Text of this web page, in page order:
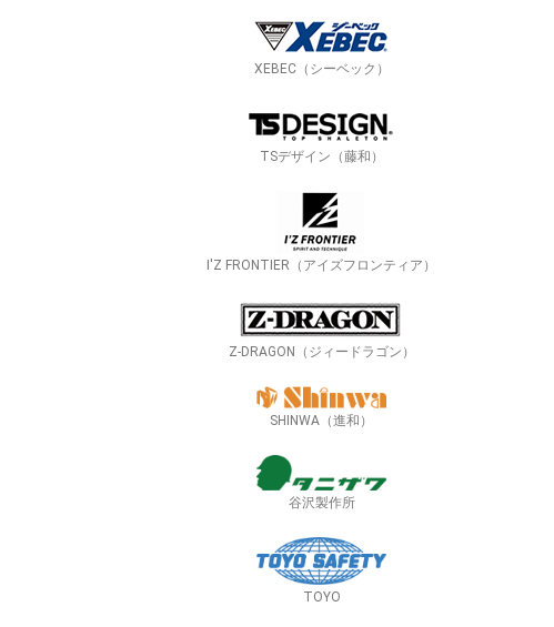
XEBEC（シーベック）
TSデザイン（藤和）
I'Z FRONTIER（アイズフロンティア）
Z-DRAGON（ジィードラゴン）
SHINWA（進和）
谷沢製作所
TOYO